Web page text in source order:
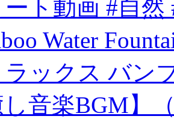
ト動画 #自然
Water
ラックス バン
し音楽BGM】